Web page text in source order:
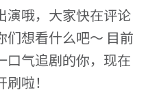
演哦，大家快在评论
们想看什么吧～ 目前
口气追剧的你，现在
啦！